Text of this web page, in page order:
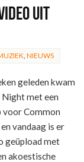
uit
NIEUWS
geleden kwam
met een
voor Common
vandaag is er
geüpload met
akoestische